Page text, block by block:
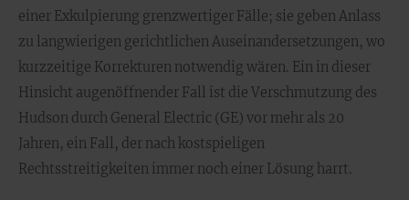
einer Exkulpierung grenzwertiger Fälle; sie geben Anlass
zu langwierigen gerichtlichen Auseinandersetzungen, wo
kurzzeitige Korrekturen notwendig wären. Ein in dieser
Hinsicht augenöffnender Fall ist die Verschmutzung des
Hudson durch General Electric (GE) vor mehr als 20
Jahren, ein Fall, der nach kostspieligen
Rechtsstreitigkeiten immer noch einer Lösung harrt.